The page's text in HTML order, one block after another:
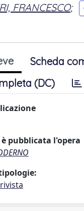
FRANCESCO;
Scheda
(DC)
pubblicata l'opera